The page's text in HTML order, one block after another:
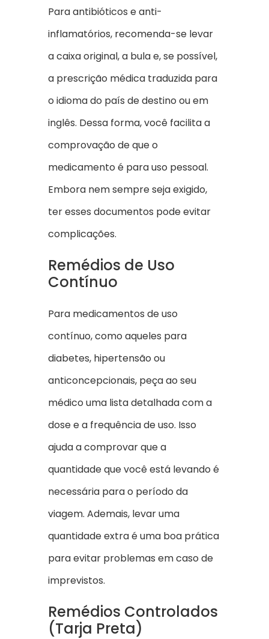
Para antibióticos e anti-
inflamatórios, recomenda-se levar
a caixa original, a bula e, se possível,
a prescrição médica traduzida para
o idioma do país de destino ou em
inglês. Dessa forma, você facilita a
comprovação de que o
medicamento é para uso pessoal.
Embora nem sempre seja exigido,
ter esses documentos pode evitar
complicações.
Remédios de Uso
Contínuo
Para medicamentos de uso
contínuo, como aqueles para
diabetes, hipertensão ou
anticoncepcionais, peça ao seu
médico uma lista detalhada com a
dose e a frequência de uso. Isso
ajuda a comprovar que a
quantidade que você está levando é
necessária para o período da
viagem. Ademais, levar uma
quantidade extra é uma boa prática
para evitar problemas em caso de
imprevistos.
Remédios Controlados
(Tarja Preta)